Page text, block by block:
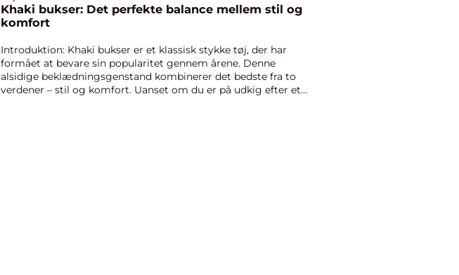
Khaki bukser: Det perfekte balance mellem stil og
komfort
Introduktion: Khaki bukser er et klassisk stykke tøj, der har
formået at bevare sin popularitet gennem årene. Denne
alsidige beklædningsgenstand kombinerer det bedste fra to
verdener – stil og komfort. Uanset om du er på udkig efter et